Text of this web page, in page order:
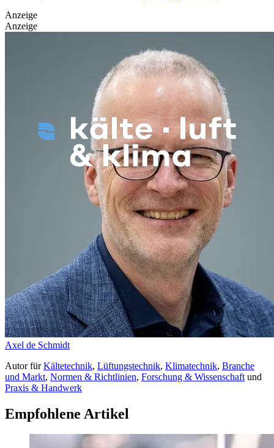
Anzeige
Anzeige
Axel de Schmidt
AutorfürKältetechnik, Lüftungstechnik, Klimatechnik, Branche
und Markt, Normen & Richtlinien, Forschung & Wissenschaft und
Praxis & Handwerk
Empfohlene Artikel